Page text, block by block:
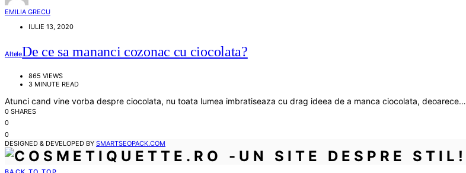
EMILIA GRECU
IULIE 13, 2020
AlteleDe ce sa mananci cozonac cu ciocolata?
865 VIEWS
3 MINUTE READ
Atunci cand vine vorba despre ciocolata, nu toata lumea imbratiseaza cu drag ideea de a manca ciocolata, deoarece…
0 SHARES
0
0
DESIGNED & DEVELOPED BY SMARTSEOPACK.COM